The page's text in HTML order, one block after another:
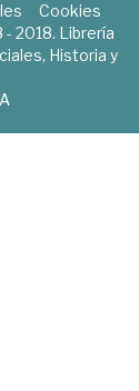
Cookies
2018. Librería
Historia y